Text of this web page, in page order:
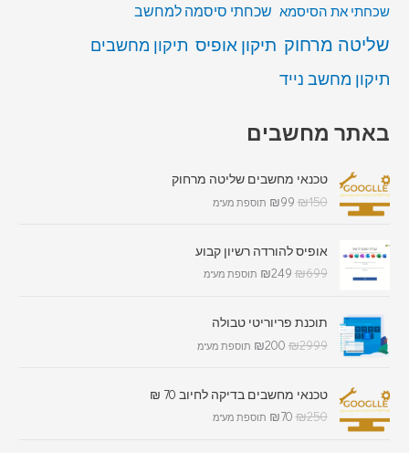
שכחתי את הסיסמא שכחתי סיסמה למחשב
שליטה מרחוק תיקון אופיס תיקון מחשבים
תיקון מחשב נייד
באתר מחשבים
טכנאי מחשבים שליטה מרחוק
₪150
₪99 תוספת מע"מ
אופיס להורדה רשיון קבוע
₪699
₪249 תוספת מע"מ
תוכנת פריוריטי טבולה
₪2999
₪200 תוספת מע"מ
טכנאי מחשבים בדיקה לחיוב 70 ₪
₪250
₪70 תוספת מע"מ